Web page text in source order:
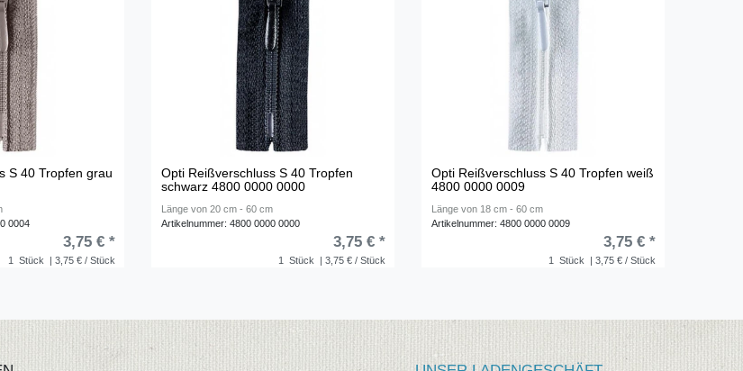
S 40 Tropfen grau
0004
1 Stück | 3,75 € / Stück
3,75 € *
Opti Reißverschluss S 40 Tropfen
schwarz 4800 0000 0000
Länge von 20 cm - 60 cm
Artikelnummer: 4800 0000 0000
1 Stück | 3,75 € / Stück
3,75 € *
Opti Reißverschluss S 40 Tropfen weiß
4800 0000 0009
Länge von 18 cm - 60 cm
Artikelnummer: 4800 0000 0009
1 Stück | 3,75 € / Stück
3,75 € *